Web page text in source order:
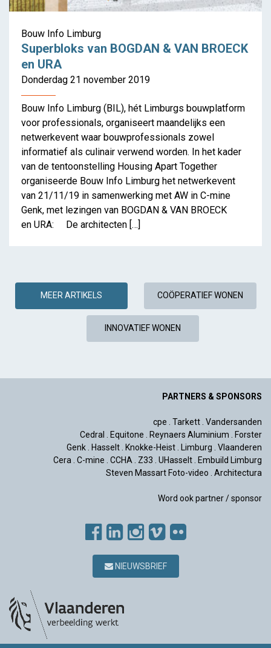
Bouw Info Limburg
Superbloks van BOGDAN & VAN BROECK
en URA
Donderdag 21 november 2019
Bouw Info Limburg (BIL), hét Limburgs bouwplatform
voor professionals, organiseert maandelijks een
netwerkevent waar bouwprofessionals zowel
informatief als culinair verwend worden. In het kader
van de tentoonstelling Housing Apart Together
organiseerde Bouw Info Limburg het netwerkevent
van 21/11/19 in samenwerking met AW in C-mine
Genk, met lezingen van BOGDAN & VAN BROECK
en URA: De architecten […]
MEER ARTIKELS COÖPERATIEF WONEN
INNOVATIEF WONEN
PARTNERS & SPONSORS
cpe Tarkett Vandersanden
Cedral
Equitone Reynaers Aluminium
Forster
Genk
Hasselt Knokke-Heist Limburg
Vlaanderen
Cera
C-mine CCHA Z33 UHasselt
Embuild Limburg
Steven Massart Foto-video
Architectura
Word ook partner / sponsor
NIEUWSBRIEF